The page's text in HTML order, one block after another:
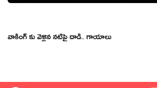
వాకింగ్ కు వెళ్లిన నటిపై దాడి.. గాయాలు